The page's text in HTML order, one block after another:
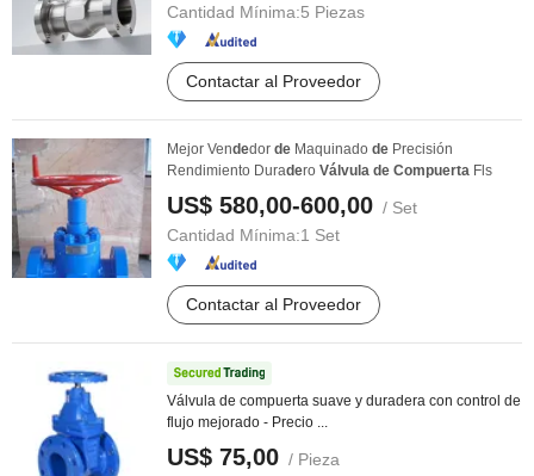
Cantidad Mínima:5 Piezas
Contactar al Proveedor
Mejor Vendedor de Maquinado de Precisión
Rendimiento Duradero Válvula de Compuerta Fls
US$ 580,00-600,00 / Set
Cantidad Mínima:1 Set
Contactar al Proveedor
Válvula de compuerta suave y duradera con control de
flujo mejorado - Precio ...
US$ 75,00 / Pieza